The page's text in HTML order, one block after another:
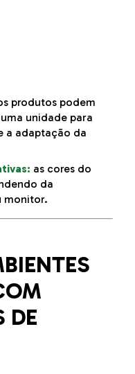
produtos podem
unidade para
a adaptação da
as cores do
da
monitor.
DE